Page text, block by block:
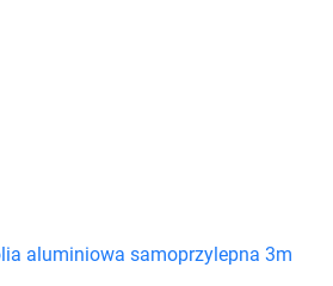
aluminiowa samoprzylepna 3m